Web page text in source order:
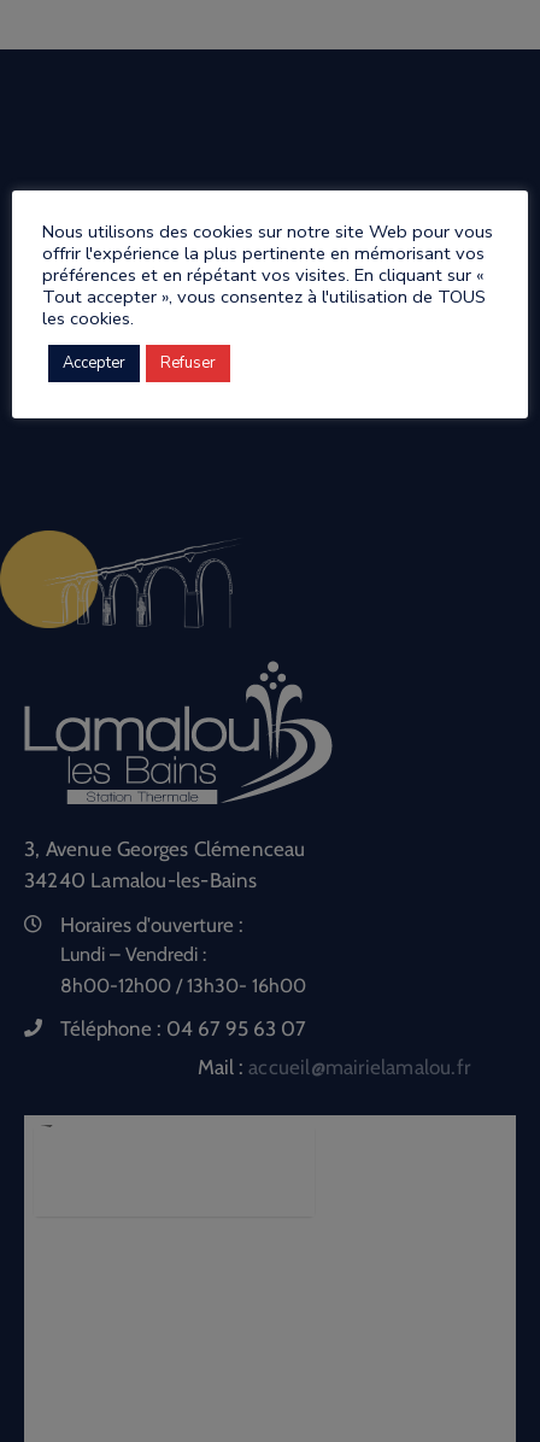
3, Avenue Georges Clémenceau
34240 Lamalou-les-Bains
Horaires d'ouverture :
Lundi – Vendredi :
8h00-12h00 / 13h30- 16h00
Téléphone : 04 67 95 63 07
Mail :accueil@mairielamalou.fr
Nous utilisons des cookies sur notre site Web pour vous
offrir l'expérience la plus pertinente en mémorisant vos
préférences et en répétant vos visites. En cliquant sur «
Tout accepter », vous consentez à l'utilisation de TOUS
les cookies.
Accepter Refuser